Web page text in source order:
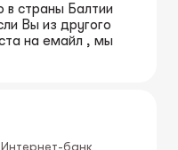
в страны Балтии
Вы из другого
на емайл , мы
Интернет-банк